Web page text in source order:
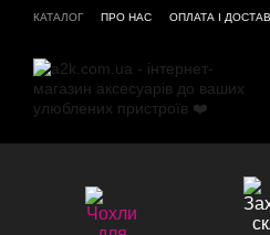
Перейти до основного контенту
КАТАЛОГ ПРО НАС ОПЛАТА І